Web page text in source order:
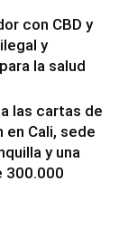
con CBD y
y
la salud
las cartas de
en Cali, sede
y una
300.000